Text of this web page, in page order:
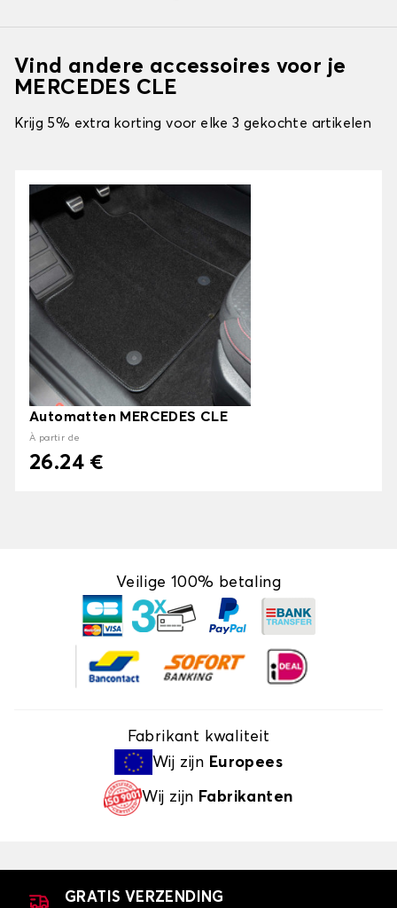
Vind andere accessoires voor je
MERCEDES CLE
Krijg 5% extra korting voor elke 3 gekochte artikelen
Automatten MERCEDES CLE
À partir de
26.24 €
Veilige 100% betaling
Fabrikant kwaliteit
Wij zijn Europees
Wij zijn Fabrikanten
GRATIS VERZENDING